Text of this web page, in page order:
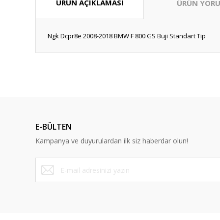
ÜRÜN AÇIKLAMASI ÜRÜN
Ngk Dcpr8e 2008-2018 BMW F 800 GS Buji Standart Tip
Ürün bilgilerinde hatalar bulunuyor.
Ürün fiyatı diğer sitelerden daha pahalı.
Bu ürüne benzer farklı alternatifler olmalı.
E-BÜLTEN
Kampanya ve duyurulardan ilk siz haberdar olun!